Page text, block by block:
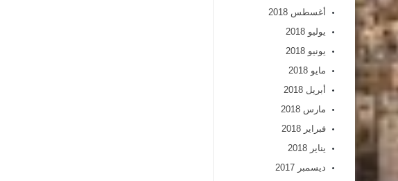
أغسطس 2018
يوليو 2018
يونيو 2018
مايو 2018
أبريل 2018
مارس 2018
فبراير 2018
يناير 2018
ديسمبر 2017